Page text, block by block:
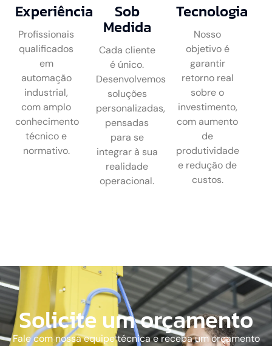
Experiência
Profissionais
qualificados
em
automação
industrial,
com amplo
conhecimento
técnico e
normativo.
Sob
Medida
Cada cliente
é único.
Desenvolvemos
soluções
personalizadas,
pensadas
para se
integrar à sua
realidade
operacional.
Tecnologia
Nosso
objetivo é
garantir
retorno real
sobre o
investimento,
com aumento
de
produtividade
e redução de
custos.
Solicite um orçamento
Fale com nossa equipe técnica e receba um orçamento